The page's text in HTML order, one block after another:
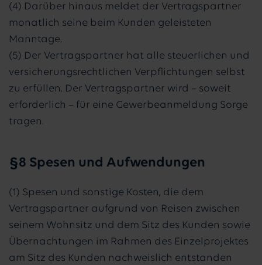
(4) Darüber hinaus meldet der Vertragspartner
monatlich seine beim Kunden geleisteten
Manntage.
(5) Der Vertragspartner hat alle steuerlichen und
versicherungsrechtlichen Verpflichtungen selbst
zu erfüllen. Der Vertragspartner wird – soweit
erforderlich – für eine Gewerbeanmeldung Sorge
tragen.
§8 Spesen und Aufwendungen
(1) Spesen und sonstige Kosten, die dem
Vertragspartner aufgrund von Reisen zwischen
seinem Wohnsitz und dem Sitz des Kunden sowie
Übernachtungen im Rahmen des Einzelprojektes
am Sitz des Kunden nachweislich entstanden